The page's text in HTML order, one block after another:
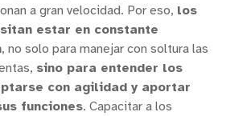
a gran velocidad. Por eso, los
estar en constante
, no solo para manejar con soltura las
sino para entender los
con agilidad y aportar
funciones. Capacitar a los